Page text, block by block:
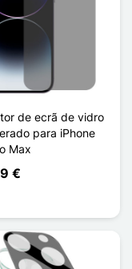
de ecrã de vidro
para iPhone
Max
€